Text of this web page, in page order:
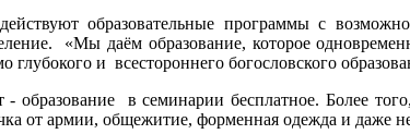
образовательные программы с
«Мы даём образование, которое
и всестороннего богословского
в семинарии бесплатное. Более
от армии, общежитие, форменная одежда и даже